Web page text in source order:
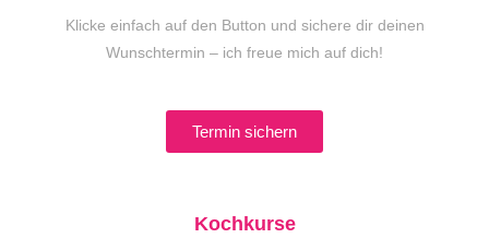
Klicke einfach auf den Button und sichere dir deinen
Wunschtermin – ich freue mich auf dich!
Termin sichern
Kochkurse